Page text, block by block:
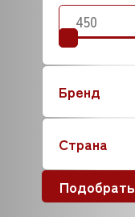
Бренд
Страна
Подобрать